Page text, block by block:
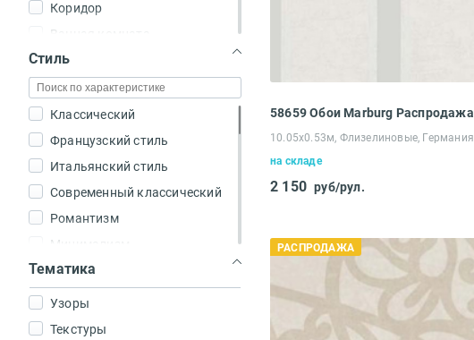
Коридор
Ванная комната
Офис
Зал
Зона отдыха
Коттедж
Дача
Загородный дом
Кабинет
Холл
Столовая
Стиль
Классический
Французский стиль
Итальянский стиль
Современный классический
Романтизм
Минимализм
Современный
Модерн
Американский стиль
Тематика
Узоры
Текстуры
58659 Обои Marburg Распродажа
10.05х0.53м, Флизелиновые, Германия
на складе
2 150 руб/рул.
РАСПРОДАЖА